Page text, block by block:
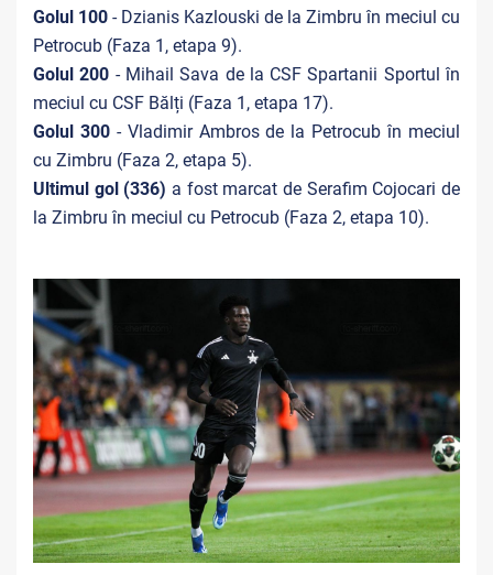
Golul 100 - Dzianis Kazlouski de la Zimbru în meciul cu
Petrocub (Faza 1, etapa 9).
Golul 200 - Mihail Sava de la CSF Spartanii Sportul în
meciul cu CSF Bălți (Faza 1, etapa 17).
Golul 300- Vladimir Ambros de la Petrocub în meciul
cu Zimbru (Faza 2, etapa 5).
Ultimul gol (336) a fost marcat de Serafim Cojocari de
la Zimbru în meciul cu Petrocub (Faza 2, etapa 10).